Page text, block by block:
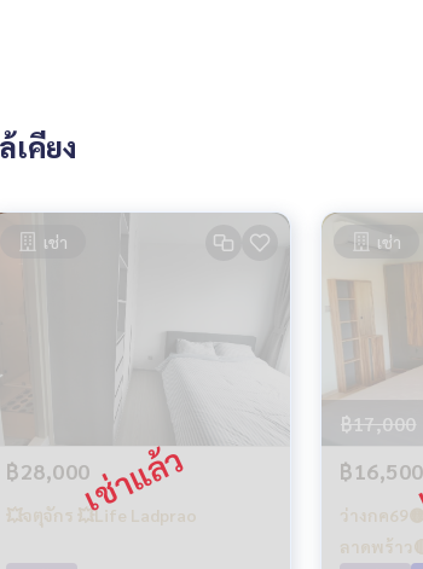
เคียง
เช่า
฿28,000
💥จตุจักร 💥Life Ladprao
เช่า
฿17,000
฿16,500
ว่างกค
ลาดพร้าว